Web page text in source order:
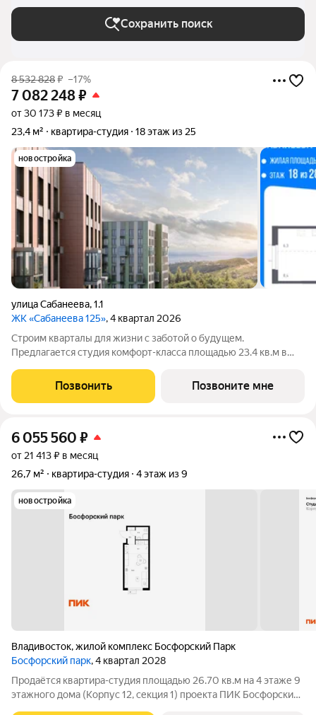
Сохранить поиск
8 532 828₽ –17%
7 082 248₽
от 30 173 ₽ в месяц
23,4 м²
квартира-студия 18 этаж из 25
новостройка
улица Сабанеева,1.1
ЖК «Сабанеева 125», 4 квартал 2026
Строим кварталы для жизни с заботой о будущем.
Предлагается студия комфорт-класса площадью 23.4 кв.м в
комплексе "Сабанеева 125".В варианте без отделки мы
установили окна и входную дверь,
Позвонить Позвоните мне
6 055 560 ₽
от 21 413 ₽ в месяц
26,7 м²
квартира-студия 4 этаж из 9
новостройка
Владивосток,жилой комплекс Босфорский Парк
Босфорский парк, 4 квартал 2028
Продаётся квартира-студия площадью 26.70 кв.м на 4 этаже 9
этажного дома (Корпус 12, секция 1) проекта ПИК Босфорский